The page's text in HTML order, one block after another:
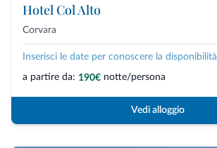
Hotel Col Alto
Corvara
Inserisci le date per conoscere la disponibilità
a partire da: 190€ notte/persona
Vedi alloggio